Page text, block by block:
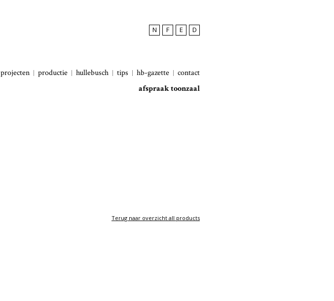
N F E D
projecten productie hullebusch tips hb-gazette
contact
afspraak toonzaal
Terug naar overzicht all products